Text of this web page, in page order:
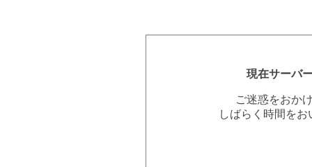
現在サーバ
ご迷惑をおか
しばらく時間を